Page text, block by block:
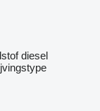
diesel